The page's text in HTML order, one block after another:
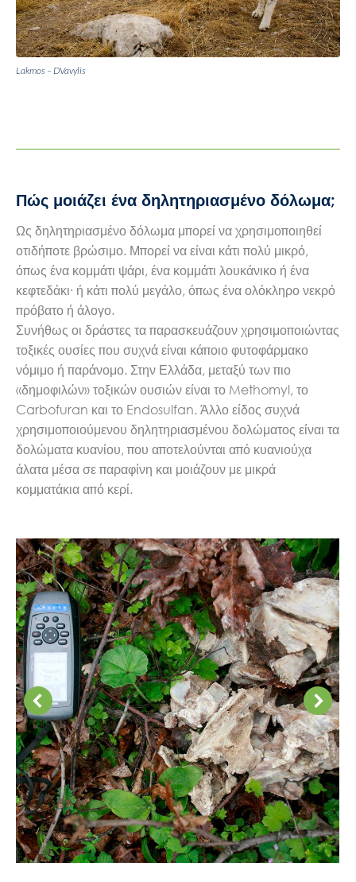
Lakmos – DVavylis
Πώς μοιάζει ένα δηλητηριασμένο δόλωμα;
Ως δηλητηριασμένο δόλωμα μπορεί να χρησιμοποιηθεί
οτιδήποτε βρώσιμο. Μπορεί να είναι κάτι πολύ μικρό,
όπως ένα κομμάτι ψάρι, ένα κομμάτι λουκάνικο ή ένα
κεφτεδάκι∙ ή κάτι πολύ μεγάλο, όπως ένα ολόκληρο νεκρό
πρόβατο ή άλογο.
Συνήθως οι δράστες τα παρασκευάζουν χρησιμοποιώντας
τοξικές ουσίες που συχνά είναι κάποιο φυτοφάρμακο
νόμιμο ή παράνομο. Στην Ελλάδα, μεταξύ των πιο
«δημοφιλών» τοξικών ουσιών είναι το Methomyl, το
Carbofuran και το Endosulfan. Άλλο είδος συχνά
χρησιμοποιούμενου δηλητηριασμένου δολώματος είναι τα
δολώματα κυανίου, που αποτελούνται από κυανιούχα
άλατα μέσα σε παραφίνη και μοιάζουν με μικρά
κομματάκια από κερί.